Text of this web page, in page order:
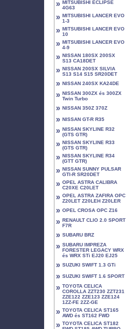
» MITSUBISHI ECLIPSE
4G63
» MITSUBISHI LANCER EVO
1-3
» MITSUBISHI LANCER EVO
10
» MITSUBISHI LANCER EVO
4-9
» NISSAN 180SX 200SX
S13 CA18DET
» NISSAN 200SX SILVIA
S13 S14 S15 SR20DET
» NISSAN 240SX KA24DE
» NISSAN 300ZX és 300ZX
Twin Turbo
» NISSAN 350Z 370Z
» NISSAN GT-R R35
» NISSAN SKYLINE R32
(GTS GTR)
» NISSAN SKYLINE R33
(GTS GTR)
» NISSAN SKYLINE R34
(GTT GTR)
» NISSAN SUNNY PULSAR
GTI-R SR20DET
» OPEL ASTRA CALIBRA
C20XE C20LET
» OPEL ASTRA ZAFIRA OPC
Z20LET Z20LEH Z20LER
» OPEL CROSA OPC Z16
» RENAULT CLIO 2.0 SPORT
F7R
» SUBARU BRZ
» SUBARU IMPREZA
FORESTER LEGACY WRX
és WRX STi EJ20 EJ25
» SUZUKI SWIFT 1.3 GTi
» SUZUKI SWIFT 1.6 SPORT
» TOYOTA CELICA
COROLLA ZZT230 ZZT231
ZZE122 ZZE123 ZZE124
1ZZ-FE 2ZZ-GE
» TOYOTA CELICA ST165
AWD és ST162 FWD
» TOYOTA CELICA ST182